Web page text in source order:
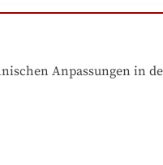
Anpassungen in